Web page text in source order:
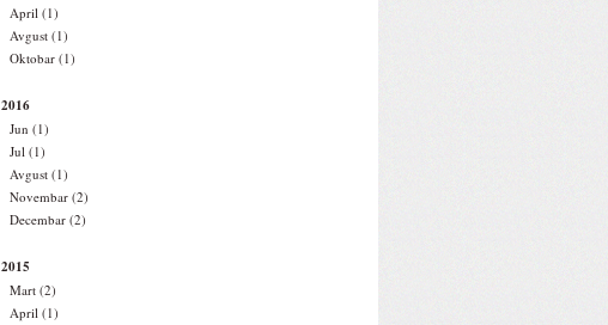
April (1)
Avgust (1)
Oktobar (1)
2016
Jun (1)
Jul (1)
Avgust (1)
Novembar (2)
Decembar (2)
2015
Mart (2)
April (1)